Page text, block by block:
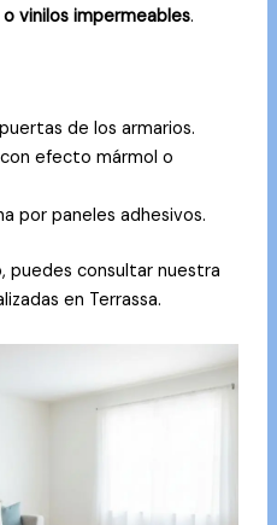
vinilos impermeables.
de los armarios.
efecto mármol o
por paneles adhesivos.
puedes consultar nuestra
en Terrassa.